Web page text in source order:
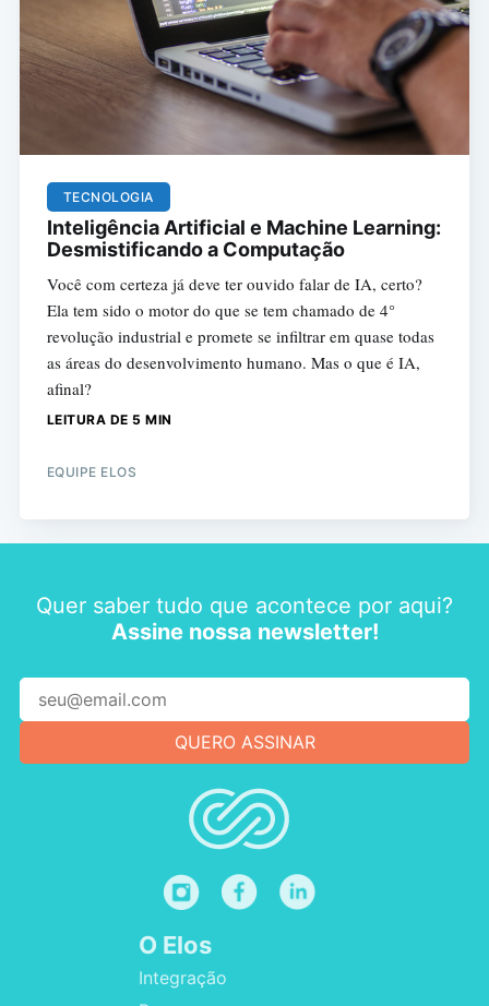
TECNOLOGIA
Inteligência Artificial e Machine Learning:
Desmistificando a Computação
Você com certeza já deve ter ouvido falar de IA, certo?
Ela tem sido o motor do que se tem chamado de 4°
revolução industrial e promete se infiltrar em quase todas
as áreas do desenvolvimento humano. Mas o que é IA,
afinal?
LEITURA DE 5 MIN
EQUIPE ELOS
Quer saber tudo que acontece por aqui?
Assine nossa newsletter!
O Elos
Integração